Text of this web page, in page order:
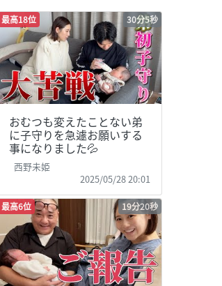
最高18位 30分5秒
おむつも変えたことない弟
に子守りを急遽お願いする
事になりました💦
西野未姫
2025/05/28 20:01
最高6位 19分20秒